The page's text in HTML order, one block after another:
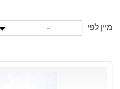
מיין לפי --